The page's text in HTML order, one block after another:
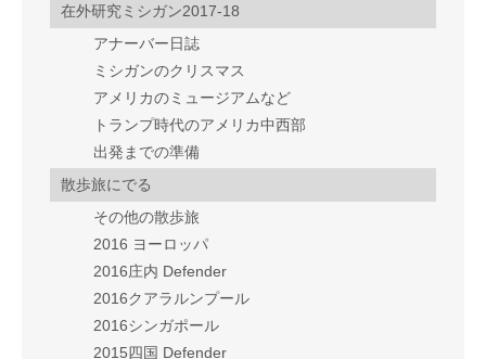
在外研究ミシガン2017-18
アナーバー日誌
ミシガンのクリスマス
アメリカのミュージアムなど
トランプ時代のアメリカ中西部
出発までの準備
散歩旅にでる
その他の散歩旅
2016 ヨーロッパ
2016庄内 Defender
2016クアラルンプール
2016シンガポール
2015四国 Defender